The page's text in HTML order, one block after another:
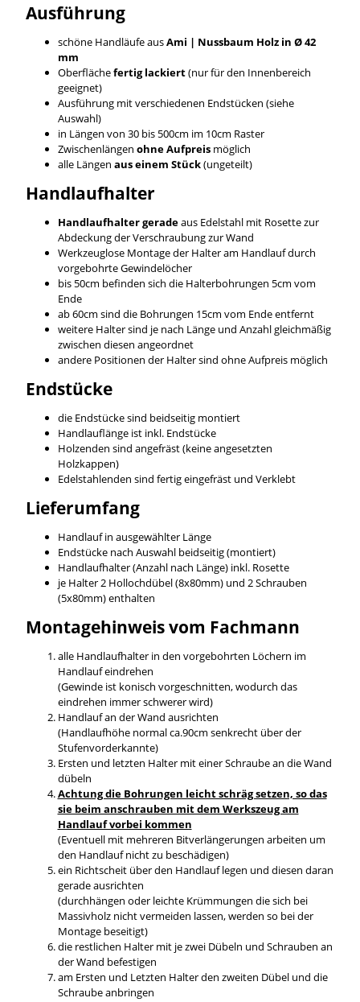
Ausführung
schöne Handläufe ausAmi | Nussbaum Holz in Ø 42
mm
Oberflächefertig lackiert(nur für den Innenbereich
geeignet)
Ausführung mit verschiedenen Endstücken (siehe
Auswahl)
in Längen von 30 bis 500cm im 10cm Raster
Zwischenlängen ohne Aufpreis möglich
alle Längen aus einem Stück(ungeteilt)
Handlaufhalter
Handlaufhalter geradeaus Edelstahl mit Rosette zur
Abdeckung der Verschraubung zur Wand
Werkzeuglose Montage der Halter am Handlauf durch
vorgebohrte Gewindelöcher
bis 50cm befinden sich die Halterbohrungen 5cm vom
Ende
ab 60cm sind die Bohrungen 15cm vom Ende entfernt
weitere Halter sind je nach Länge und Anzahl gleichmäßig
zwischen diesen angeordnet
andere Positionen der Halter sind ohne Aufpreis möglich
Endstücke
die Endstücke sind beidseitig montiert
Handlauflänge ist inkl. Endstücke
Holzenden sind angefräst (keine angesetzten
Holzkappen)
Edelstahlenden sind fertig eingefräst und Verklebt
Lieferumfang
Handlauf in ausgewählter Länge
Endstücke nach Auswahl beidseitig (montiert)
Handlaufhalter (Anzahl nach Länge) inkl. Rosette
je Halter 2 Hollochdübel (8x80mm) und 2 Schrauben
(5x80mm) enthalten
Montagehinweis vom Fachmann
alle Handlaufhalter in den vorgebohrten Löchern im
Handlauf eindrehen
(Gewinde ist konisch vorgeschnitten, wodurch das
eindrehen immer schwerer wird)
Handlauf an der Wand ausrichten
(Handlaufhöhe normal ca.90cm senkrecht über der
Stufenvorderkannte)
Ersten und letzten Halter mit einer Schraube an die Wand
dübeln
Achtung die Bohrungen leicht schräg setzen, so das
sie beim anschrauben mit dem Werkszeug am
Handlauf vorbei kommen
(Eventuell mit mehreren Bitverlängerungen arbeiten um
den Handlauf nicht zu beschädigen)
ein Richtscheit über den Handlauf legen und diesen daran
gerade ausrichten
(durchhängen oder leichte Krümmungen die sich bei
Massivholz nicht vermeiden lassen, werden so bei der
Montage beseitigt)
die restlichen Halter mit je zwei Dübeln und Schrauben an
der Wand befestigen
am Ersten und Letzten Halter den zweiten Dübel und die
Schraube anbringen